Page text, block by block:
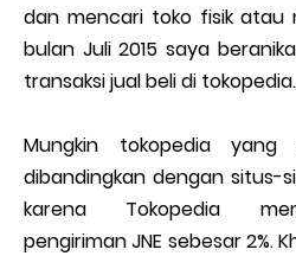
dan mencari toko fisik atau
bulan Juli 2015 saya
transaksi jual beli di tokopedia.
Mungkin tokopedia
dibandingkan dengan situs-
karena Tokopedia
pengiriman JNE sebesar 2%.